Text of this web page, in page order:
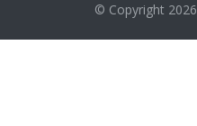
© Copyright 2026